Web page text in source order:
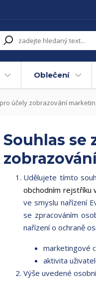
Oblečení
účely zobrazování
Souhlas se
Udělujete tímto
obchodním rejstříku
ve smyslu nařízení
se zpracováním
nařízení o ochraně
marketingové
aktivita
Výše uvedené